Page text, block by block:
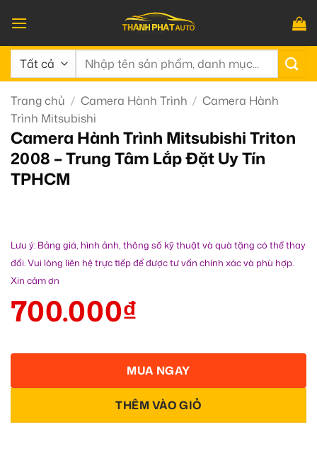
qua
nội
dung
Tìm
Trang chủ / Camera Hành Trình / Camera Hành
Trình Mitsubishi
Camera Hành Trình Mitsubishi Triton
2008 – Trung Tâm Lắp Đặt Uy Tín
TPHCM
Lưu ý: Bảng giá, hình ảnh, thông số kỹ thuật và quà tặng có thể thay
đổi. Vui lòng liên hệ trực tiếp để được tư vấn chính xác và phù hợp.
Xin cảm ơn
700.000₫
THÊM VÀO GIỎ
MUA NGAY